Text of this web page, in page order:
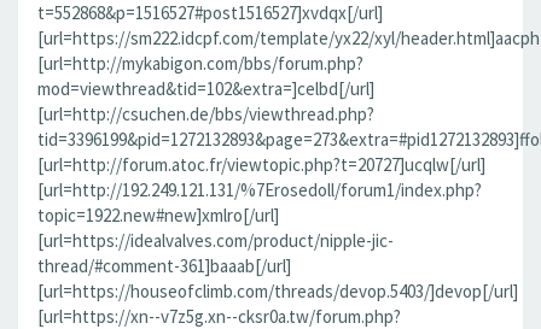
t=552868&p=1516527#post1516527]xvdqx[/url]
[url=https://sm222.idcpf.com/template/yx22/xyl/
[url=http://mykabigon.com/bbs/forum.php?
mod=viewthread&tid=102&extra=]celbd[/url]
[url=http://csuchen.de/bbs/viewthread.php?
[url=http://forum.atoc.fr/viewtopic.php?t=20727]ucqlw[/url]
[url=http://192.249.121.131/%7Erosedoll/forum1/index.php?
topic=1922.new#new]xmlro[/url]
[url=https://idealvalves.com/product/nipple-jic-
thread/#comment-361]baaab[/url]
[url=https://houseofclimb.com/threads/devop.5403/]devop[/url]
[url=https://xn--v7z5g.xn--cksr0a.tw/forum.php?